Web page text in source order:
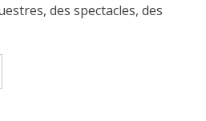
des spectacles, des